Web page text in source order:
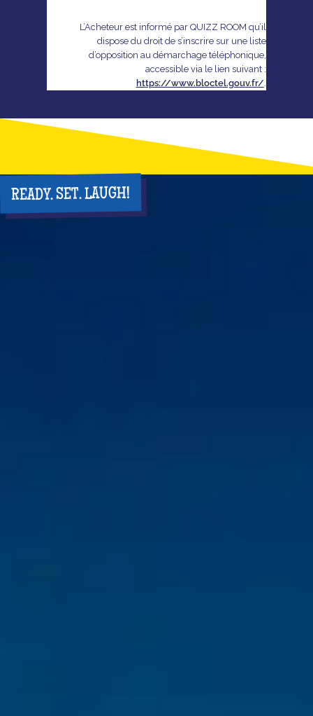
L’Acheteur est informé par QUIZZ ROOM qu’il
dispose du droit de s’inscrire sur une liste
d’opposition au démarchage téléphonique,
accessible via le lien suivant :
https://www.bloctel.gouv.fr/
READY. SET. LAUGH!